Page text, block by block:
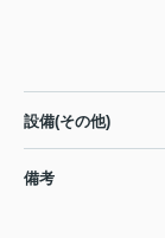
設備(その他)
備考